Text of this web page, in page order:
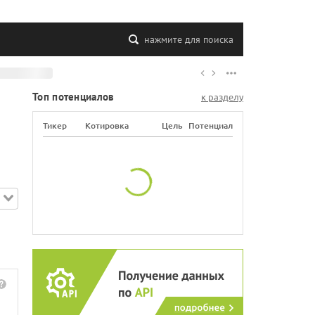
нажмите для поиска
Топ потенциалов к разделу
Тикер Котировка Цель Потенциал